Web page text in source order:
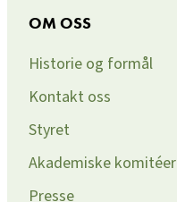
OM OSS
Historie og formål
Kontakt oss
Styret
Akademiske komitéer
Presse